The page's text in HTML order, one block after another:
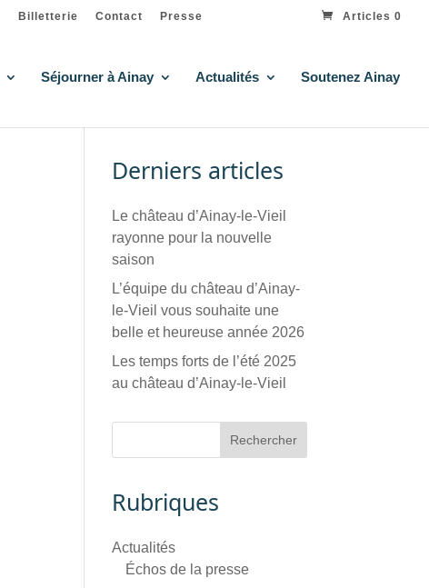
Billetterie Contact Presse Articles 0
Séjourner à Ainay Actualités Soutenez Ainay
Derniers articles
Le château d’Ainay-le-Vieil
rayonne pour la nouvelle
saison
L’équipe du château d’Ainay-
le-Vieil vous souhaite une
belle et heureuse année 2026
Les temps forts de l’été 2025
au château d’Ainay-le-Vieil
Rubriques
Actualités
Échos de la presse